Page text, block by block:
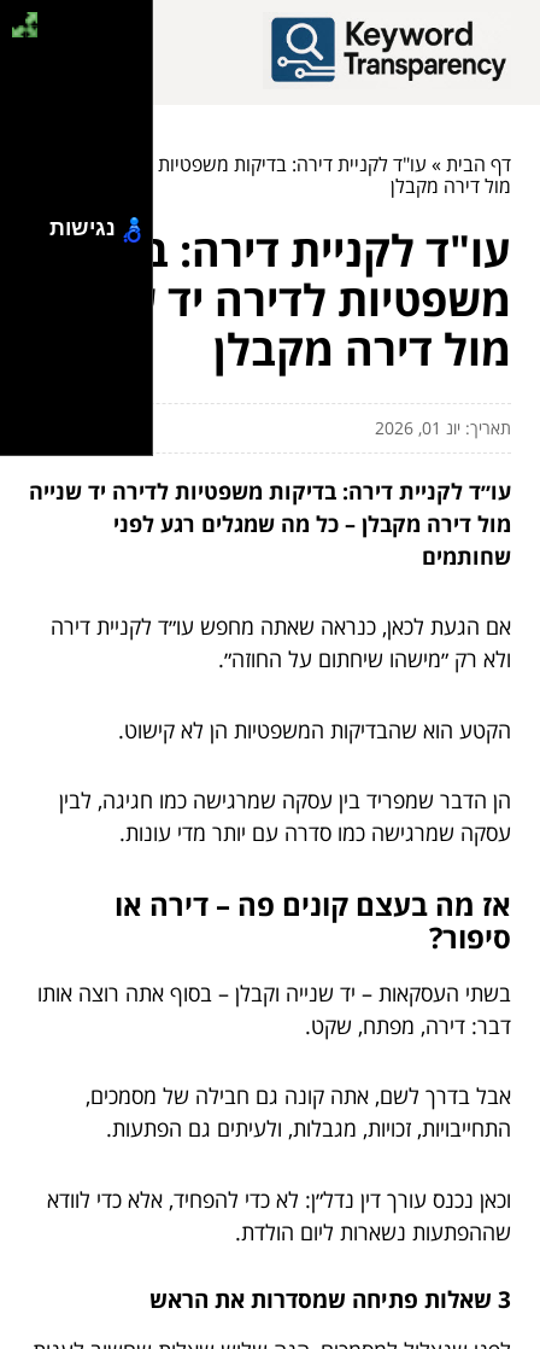
דף הבית» עו"ד לקניית דירה: בדיקות משפטיות לדירה יד שנייה
מול דירה מקבלן
עו"ד לקניית דירה: בדיקות
משפטיות לדירה יד שנייה
מול דירה מקבלן
תאריך: יונ 01, 2026
עו״ד לקניית דירה: בדיקות משפטיות לדירה יד שנייה
מול דירה מקבלן – כל מה שמגלים רגע לפני
שחותמים
אם הגעת לכאן, כנראה שאתה מחפש עו״ד לקניית דירה
ולא רק ״מישהו שיחתום על החוזה״.
הקטע הוא שהבדיקות המשפטיות הן לא קישוט.
הן הדבר שמפריד בין עסקה שמרגישה כמו חגיגה, לבין
עסקה שמרגישה כמו סדרה עם יותר מדי עונות.
אז מה בעצם קונים פה – דירה או
סיפור?
בשתי העסקאות – יד שנייה וקבלן – בסוף אתה רוצה אותו
דבר: דירה, מפתח, שקט.
אבל בדרך לשם, אתה קונה גם חבילה של מסמכים,
התחייבויות, זכויות, מגבלות, ולעיתים גם הפתעות.
וכאן נכנס עורך דין נדל״ן: לא כדי להפחיד, אלא כדי לוודא
שההפתעות נשארות ליום הולדת.
3 שאלות פתיחה שמסדרות את הראש
נגישות